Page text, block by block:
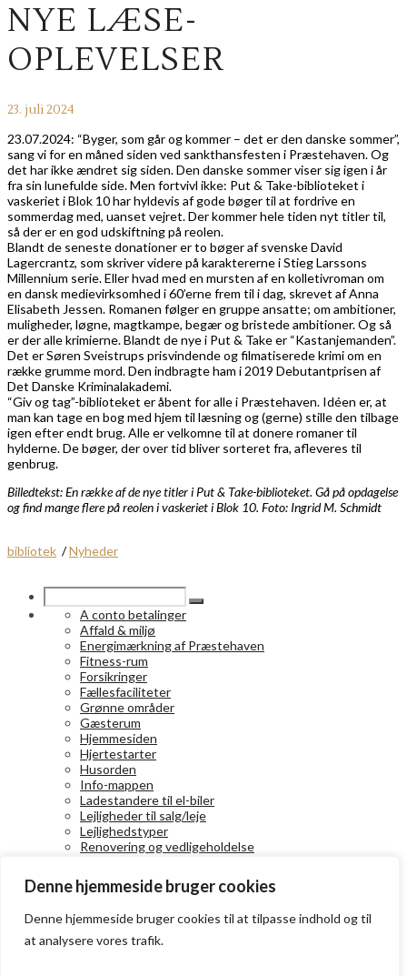
Denne hjemmeside bruger cookies
Denne hjemmeside bruger cookies til at tilpasse indhold og til
at analysere vores trafik.
NYE LÆSE-
OPLEVELSER
23. juli 2024
23.07.2024: “Byger, som går og kommer – det er den danske sommer”,
sang vi for en måned siden ved sankthansfesten i Præstehaven. Og
det har ikke ændret sig siden. Den danske sommer viser sig igen i år
fra sin lunefulde side. Men fortvivl ikke: Put & Take-biblioteket i
vaskeriet i Blok 10 har hyldevis af gode bøger til at fordrive en
sommerdag med, uanset vejret. Der kommer hele tiden nyt titler til,
så der er en god udskiftning på reolen.
Blandt de seneste donationer er to bøger af svenske David
Lagercrantz, som skriver videre på karaktererne i Stieg Larssons
Millennium serie. Eller hvad med en mursten af en kolletivroman om
en dansk medievirksomhed i 60’erne frem til i dag, skrevet af Anna
Elisabeth Jessen. Romanen følger en gruppe ansatte; om ambitioner,
muligheder, løgne, magtkampe, begær og bristede ambitioner. Og så
er der alle krimierne. Blandt de nye i Put & Take er “Kastanjemanden”.
Det er Søren Sveistrups prisvindende og filmatiserede krimi om en
række grumme mord. Den indbragte ham i 2019 Debutantprisen af
Det Danske Kriminalakademi.
“Giv og tag”-biblioteket er åbent for alle i Præstehaven. Idéen er, at
man kan tage en bog med hjem til læsning og (gerne) stille den tilbage
igen efter endt brug. Alle er velkomne til at donere romaner til
hylderne. De bøger, der over tid bliver sorteret fra, afleveres til
genbrug.
Billedtekst: En række af de nye titler i Put & Take-biblioteket. Gå på opdagelse
og find mange flere på reolen i vaskeriet i Blok 10. Foto: Ingrid M. Schmidt
bibliotek /Nyheder
A conto betalinger
Affald & miljø
Energimærkning af Præstehaven
Fitness-rum
Forsikringer
Fællesfaciliteter
Grønne områder
Gæsterum
Hjemmesiden
Hjertestarter
Husorden
Info-mappen
Ladestandere til el-biler
Lejligheder til salg/leje
Lejlighedstyper
Renovering og vedligeholdelse
Svømmehal
Vedtægter